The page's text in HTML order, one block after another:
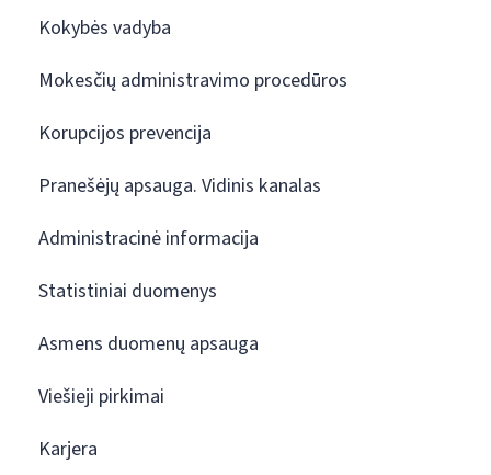
Kokybės vadyba
Mokesčių administravimo procedūros
Korupcijos prevencija
Pranešėjų apsauga. Vidinis kanalas
Administracinė informacija
Statistiniai duomenys
Asmens duomenų apsauga
Viešieji pirkimai
Karjera